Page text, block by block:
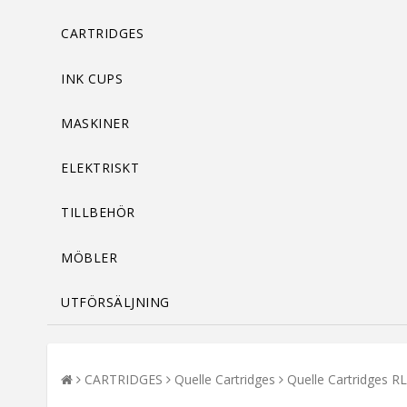
CARTRIDGES
INK CUPS
MASKINER
ELEKTRISKT
TILLBEHÖR
MÖBLER
UTFÖRSÄLJNING
CARTRIDGES Quelle Cartridges Quelle Cartridges